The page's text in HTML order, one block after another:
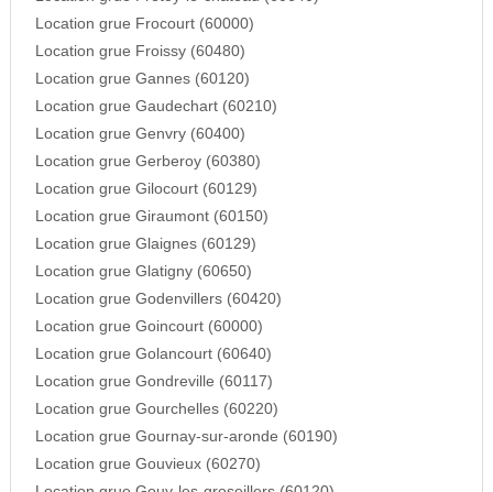
Location grue Frocourt (60000)
Location grue Froissy (60480)
Location grue Gannes (60120)
Location grue Gaudechart (60210)
Location grue Genvry (60400)
Location grue Gerberoy (60380)
Location grue Gilocourt (60129)
Location grue Giraumont (60150)
Location grue Glaignes (60129)
Location grue Glatigny (60650)
Location grue Godenvillers (60420)
Location grue Goincourt (60000)
Location grue Golancourt (60640)
Location grue Gondreville (60117)
Location grue Gourchelles (60220)
Location grue Gournay-sur-aronde (60190)
Location grue Gouvieux (60270)